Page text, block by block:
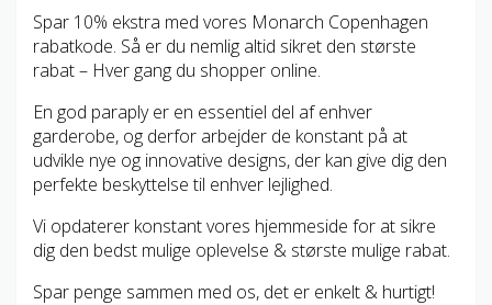
Spar 10% ekstra med vores Monarch Copenhagen
rabatkode. Så er du nemlig altid sikret den største
rabat – Hver gang du shopper online.
En god paraply er en essentiel del af enhver
garderobe, og derfor arbejder de konstant på at
udvikle nye og innovative designs, der kan give dig den
perfekte beskyttelse til enhver lejlighed.
Vi opdaterer konstant vores hjemmeside for at sikre
dig den bedst mulige oplevelse & største mulige rabat.
Spar penge sammen med os, det er enkelt & hurtigt!